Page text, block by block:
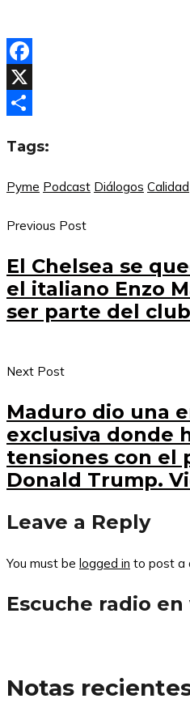
Facebook
X
Tags:
Pyme Podcast Diálogos Calidad
Previous Post
El Chelsea se
el italiano Enzo
ser parte del
Next Post
Maduro dio una
exclusiva donde
tensiones con el
Donald Trump.
Leave a Reply
You must be logged in to post a
Escuche radio
Notas